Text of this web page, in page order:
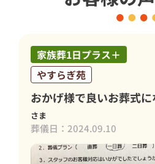
家族葬1日プラス＋
つくばメモリアルホール
良心的でお値段以上の
しております | 髙島 茂子
葬儀日：2024.06.03